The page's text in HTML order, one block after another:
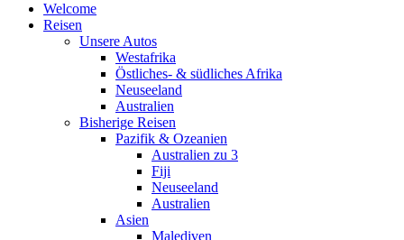
Welcome
Reisen
Unsere Autos
Westafrika
Östliches- & südliches Afrika
Neuseeland
Australien
Bisherige Reisen
Pazifik & Ozeanien
Australien zu 3
Fiji
Neuseeland
Australien
Asien
Malediven